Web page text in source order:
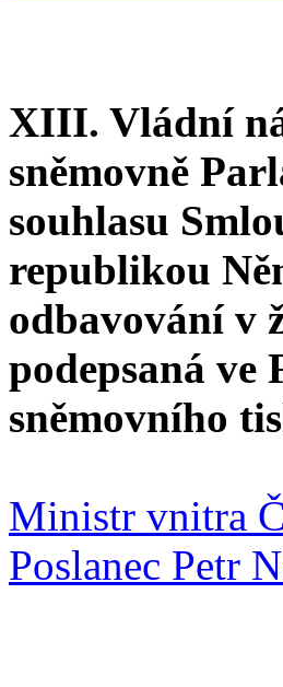
XIII. Vládní
sněmovně
souhlasu
republikou
odbavování v
podepsaná ve
sněmovního
Ministr vnitra
Poslanec Petr